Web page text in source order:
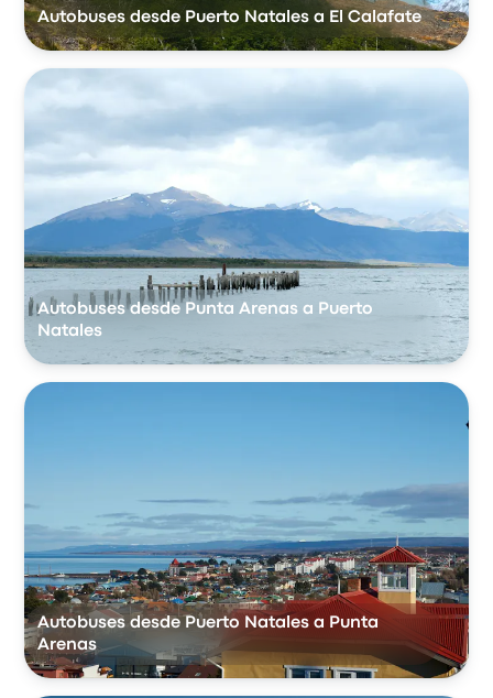
Autobuses desde Puerto Natales a El Calafate
Autobuses desde Punta Arenas a Puerto
Natales
Autobuses desde Puerto Natales a Punta
Arenas